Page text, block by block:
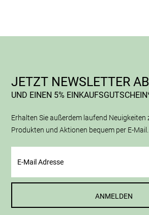
JETZT NEWSLETTER
UND EINEN 5%
Erhalten Sie außerdem laufend Neuigkeiten
Produkten und Aktionen bequem per E-Mail.
ANMELDEN